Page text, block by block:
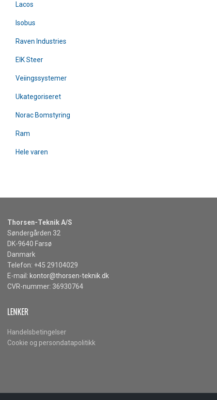
Lacos
Isobus
Raven Industries
EIK Steer
Veiingssystemer
Ukategoriseret
Norac Bomstyring
Ram
Hele varen
Thorsen-Teknik A/S
Søndergården 32
DK-9640 Farsø
Danmark
Telefon: +45 29104029
E-mail: kontor@thorsen-teknik.dk
CVR-nummer: 36930764
LENKER
Handelsbetingelser
Cookie og persondatapolitikk